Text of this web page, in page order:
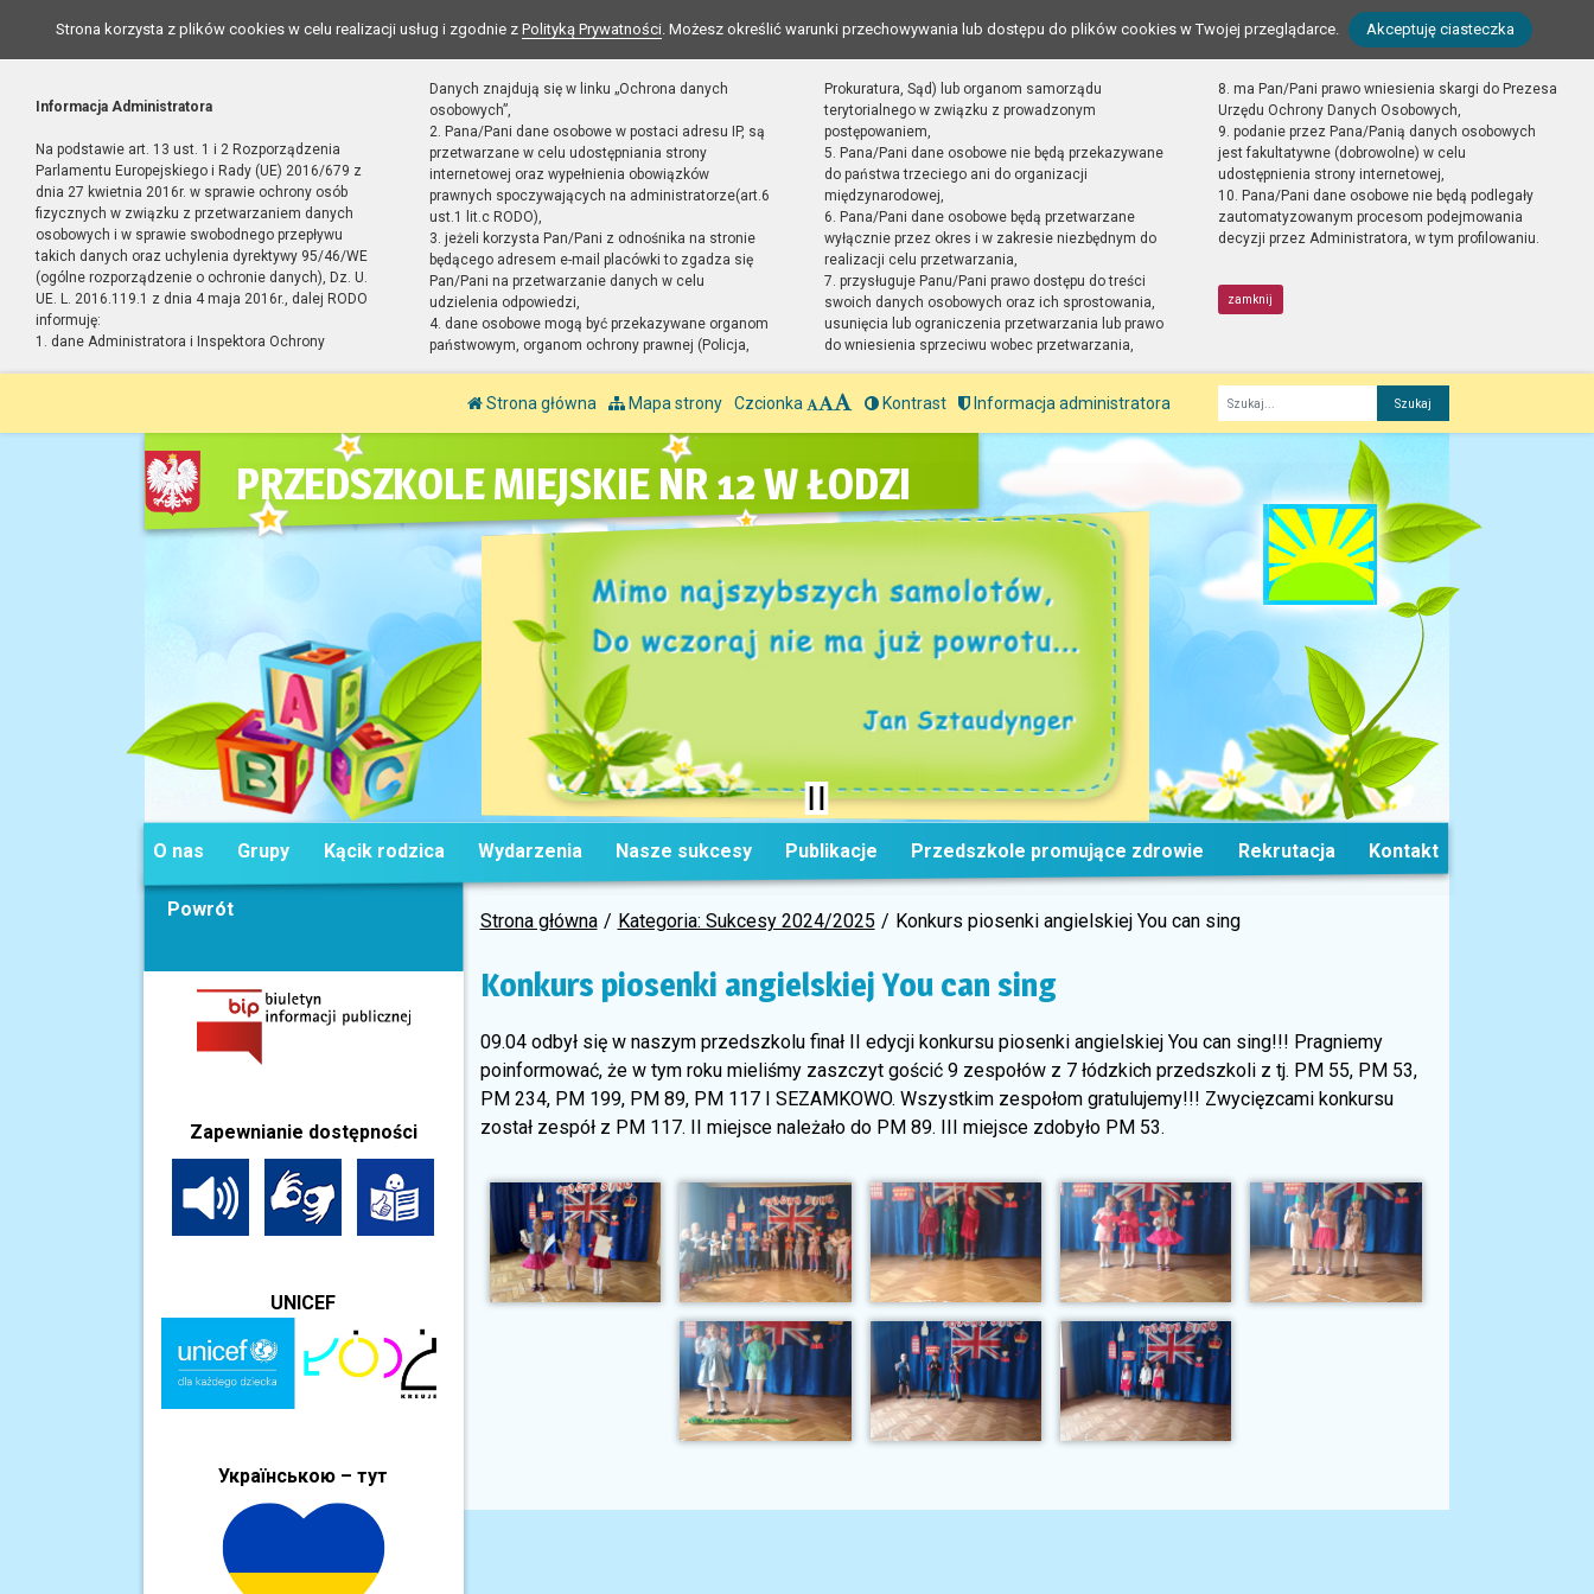
Strona korzysta z plików cookies w celu realizacji usług i zgodnie z Polityką Prywatności. Możesz określić warunki przechowywania lub dostępu do plików cookies w Twojej przeglądarce. Akceptuję ciasteczka
Informacja Administratora
Na podstawie art. 13 ust. 1 i 2 Rozporządzenia
Parlamentu Europejskiego i Rady (UE) 2016/679 z
dnia 27 kwietnia 2016r. w sprawie ochrony osób
fizycznych w związku z przetwarzaniem danych
osobowych i w sprawie swobodnego przepływu
takich danych oraz uchylenia dyrektywy 95/46/WE
(ogólne rozporządzenie o ochronie danych), Dz. U.
UE. L. 2016.119.1 z dnia 4 maja 2016r., dalej RODO
informuję:
1. dane Administratora i Inspektora Ochrony
Danych znajdują się w linku „Ochrona danych
osobowych”,
2. Pana/Pani dane osobowe w postaci adresu IP, są
przetwarzane w celu udostępniania strony
internetowej oraz wypełnienia obowiązków
prawnych spoczywających na administratorze(art.6
ust.1 lit.c RODO),
3. jeżeli korzysta Pan/Pani z odnośnika na stronie
będącego adresem e-mail placówki to zgadza się
Pan/Pani na przetwarzanie danych w celu
udzielenia odpowiedzi,
4. dane osobowe mogą być przekazywane organom
państwowym, organom ochrony prawnej (Policja,
Prokuratura, Sąd) lub organom samorządu
terytorialnego w związku z prowadzonym
postępowaniem,
5. Pana/Pani dane osobowe nie będą przekazywane
do państwa trzeciego ani do organizacji
międzynarodowej,
6. Pana/Pani dane osobowe będą przetwarzane
wyłącznie przez okres i w zakresie niezbędnym do
realizacji celu przetwarzania,
7. przysługuje Panu/Pani prawo dostępu do treści
swoich danych osobowych oraz ich sprostowania,
usunięcia lub ograniczenia przetwarzania lub prawo
do wniesienia sprzeciwu wobec przetwarzania,
8. ma Pan/Pani prawo wniesienia skargi do Prezesa
Urzędu Ochrony Danych Osobowych,
9. podanie przez Pana/Panią danych osobowych
jest fakultatywne (dobrowolne) w celu
udostępnienia strony internetowej,
10. Pana/Pani dane osobowe nie będą podlegały
zautomatyzowanym procesom podejmowania
decyzji przez Administratora, w tym profilowaniu.
zamknij
Strona główna Mapa strony Czcionka Kontrast Informacja administratora
Fraza
PRZEDSZKOLE MIEJSKIE NR 12 W ŁODZI
O nas Grupy Kącik rodzica Wydarzenia Nasze sukcesy Publikacje Przedszkole promujące zdrowie Rekrutacja Kontakt
Strona główna Kategoria: Sukcesy 2024/2025 Konkurs piosenki angielskiej You can sing
Konkurs piosenki angielskiej You can sing
09.04 odbył się w naszym przedszkolu finał II edycji konkursu piosenki angielskiej You can sing!!! Pragniemy
poinformować, że w tym roku mieliśmy zaszczyt gościć 9 zespołów z 7 łódzkich przedszkoli z tj. PM 55, PM 53,
PM 234, PM 199, PM 89, PM 117 I SEZAMKOWO. Wszystkim zespołom gratulujemy!!! Zwycięzcami konkursu
został zespół z PM 117. II miejsce należało do PM 89. III miejsce zdobyło PM 53.
Powrót
Zapewnianie dostępności
UNICEF
Українською – тут